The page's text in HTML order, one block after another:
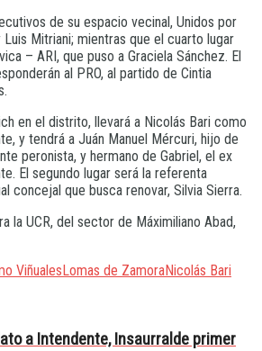
de su espacio vecinal, Unidos por
Mitriani; mientras que el cuarto lugar
– ARI, que puso a Graciela Sánchez. El
al PRO, al partido de Cintia
en el distrito, llevará a Nicolás Bari como
y tendrá a Juán Manuel Mércuri, hijo de
peronista, y hermano de Gabriel, el ex
El segundo lugar será la referenta
concejal que busca renovar, Silvia Sierra.
la UCR, del sector de Máximiliano Abad,
ViñualesLomas de ZamoraNicolás Bari
a Intendente, Insaurralde primer